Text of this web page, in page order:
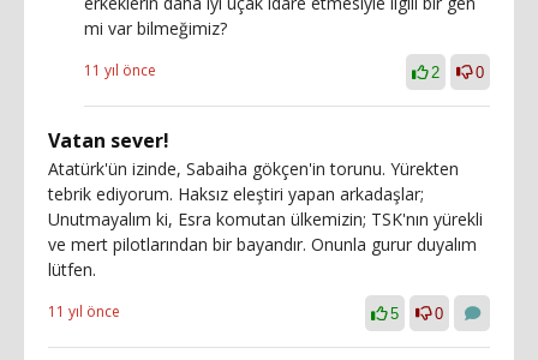
mi var bilmeğimiz?
11 yıl önce 2 0
Vatan sever!
Atatürk'ün izinde, Sabaiha gökçen'in torunu. Yürekten
tebrik ediyorum. Haksız eleştiri yapan arkadaşlar;
Unutmayalım ki, Esra komutan ülkemizin; TSK'nın yürekli
ve mert pilotlarından bir bayandır. Onunla gurur duyalım
lütfen.
11 yıl önce 5 0